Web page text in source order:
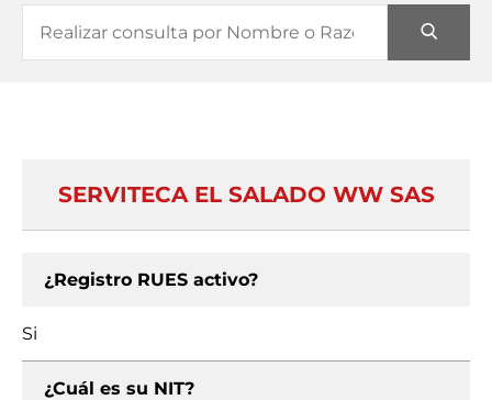
SERVITECA EL SALADO WW SAS
¿Registro RUES activo?
Si
¿Cuál es su NIT?